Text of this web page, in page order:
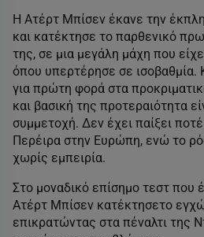
Η Ατέρτ Μπίσεν έκανε την
και κατέκτησε το παρθενικό
της, σε μια μεγάλη μάχη που
όπου υπερτέρησε σε ισοβαθμία.
για πρώτη φορά στα
και βασική της προτεραιότητα
συμμετοχή. Δεν έχει παίξει
Περέιρα στην Ευρώπη, ενώ το
χωρίς εμπειρία.
Στο μοναδικό επίσημο τεστ που
Ατέρτ Μπίσεν κατέκτησετο
επικρατώντας στα πέναλτι της